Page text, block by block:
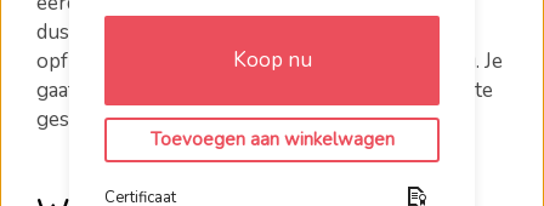
Koop nu
Toevoegen aan winkelwagen
Certificaat
dus een beginner of wil je jouw kennis even
opfrissen? Dan is deze cursus echt wat voor jou. Je
gaat de belangrijkste gebaren leren en leert korte
gesprekken te voeren en te begrijpen.